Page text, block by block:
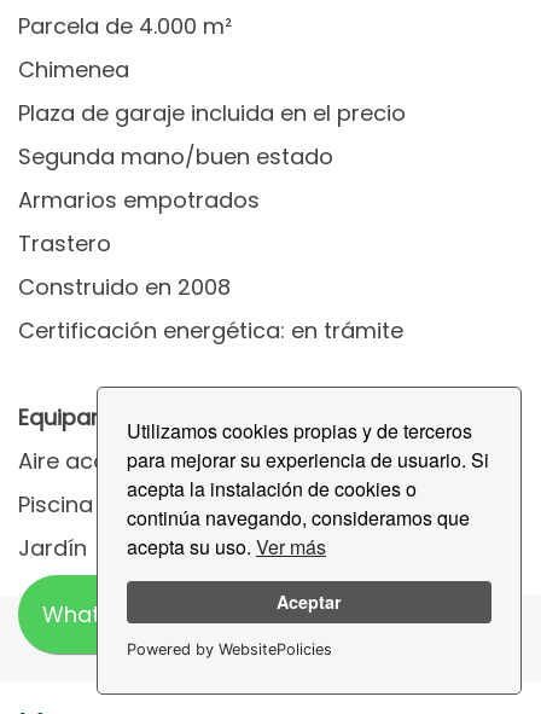
Utilizamos cookies propias y de terceros
para mejorar su experiencia de usuario. Si
acepta la instalación de cookies o
continúa navegando, consideramos que
acepta su uso. Ver más
Aceptar
Powered by WebsitePolicies
Parcela de 4.000 m²
Chimenea
Plaza de garaje incluida en el precio
Segunda mano/buen estado
Armarios empotrados
Trastero
Construido en 2008
Certificación energética: en trámite
Equipamiento
Aire acondicionado
Piscina
Jardín
WhatsApp